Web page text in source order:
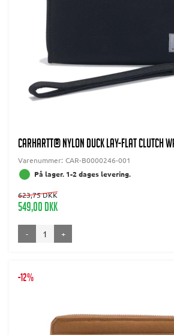
CARHARTT® NYLON DUCK LAY-FLAT CLUTCH
Varenummer: CAR-B0000246-001
På lager. 1-2 dages levering.
623,75 DKK
549,00 DKK
- +
-12%